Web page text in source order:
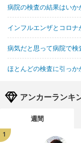
病院の検査の結果はい
インフルエンザとコロ
病気だと思って病院で検
ほとんどの検査に引っ
アンカーランキ
週間
1